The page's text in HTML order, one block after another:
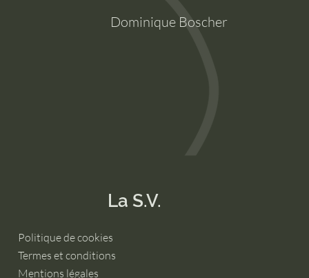
Dominique Boscher
La S.V.
Politique de cookies
Termes et conditions
Mentions légales